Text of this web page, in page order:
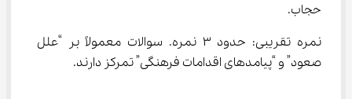
حجاب.
نمره تقریبی: حدود ۳ نمره. سوالات معمولاً بر “علل
صعود” و “پیامدهای اقدامات فرهنگی” تمرکز دارند.